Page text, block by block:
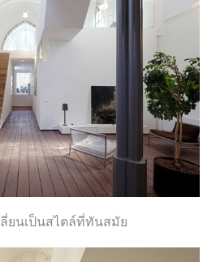
ยนเป็นสไตล์ที่ทันสมัย